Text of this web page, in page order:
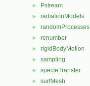
► Pstream
► radiationModels
► randomProcesses
► renumber
► rigidBodyMotion
► sampling
► specieTransfer
► surfMesh